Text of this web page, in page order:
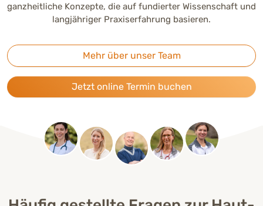
ganzheitliche Konzepte, die auf fundierter Wissenschaft und
langjähriger Praxiserfahrung basieren.
Mehr über unser Team
Jetzt online Termin buchen